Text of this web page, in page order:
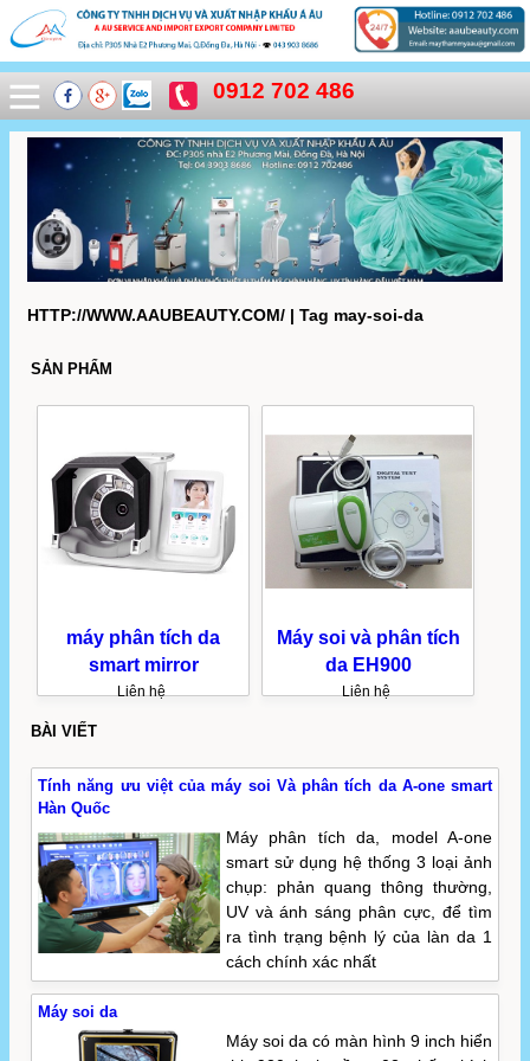
0912 702 486
HTTP://WWW.AAUBEAUTY.COM/ | Tag may-soi-da
SẢN PHẨM
máy phân tích da
smart mirror
Liên hệ
Máy soi và phân tích
da EH900
Liên hệ
BÀI VIẾT
Tính năng ưu việt của máy soi Và phân tích da A-one smart
Hàn Quốc
Máy phân tích da, model A-one
smart sử dụng hệ thống 3 loại ảnh
chụp: phản quang thông thường,
UV và ánh sáng phân cực, để tìm
ra tình trạng bệnh lý của làn da 1
cách chính xác nhất
Máy soi da
Máy soi da có màn hình 9 inch hiển